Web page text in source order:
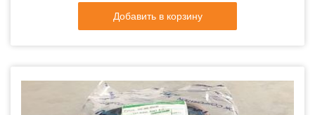
Добавить в корзину